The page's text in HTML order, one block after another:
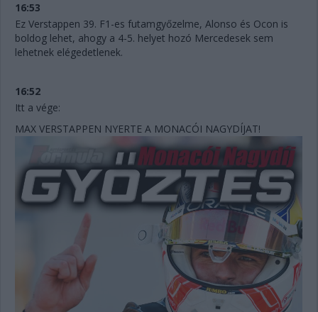
16:53
Ez Verstappen 39. F1-es futamgyőzelme, Alonso és Ocon is
boldog lehet, ahogy a 4-5. helyet hozó Mercedesek sem
lehetnek elégedetlenek.
16:52
Itt a vége:
MAX VERSTAPPEN NYERTE A MONACÓI NAGYDÍJAT!